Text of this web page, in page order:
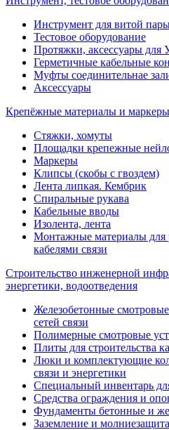
Инструмент для витой
Тестовое оборудование
Протяжки, аксессуары для
Герметичные кабельные
Муфты соединительнае
Аксессуары
Крепёжные материалы и маркеры
Стяжки, хомуты
Площадки крепежные
Маркеры
Клипсы (скобы с гвоздем)
Лента липкая. Кембрик
Спиральные рукава
Кабельные вводы
Изолента, лента
Монтажные материалы для
кабелями связи
Строительство инженерной
энергетики, водоотведения
Железобетонные
сетей связи
Полимерные смотровые
Плиты для строительства
Люки и комплектующие
связи и энергетики
Специальный инвентарь
Средства ограждения и
Фундаменты бетонные и
Заземление и молниезащита